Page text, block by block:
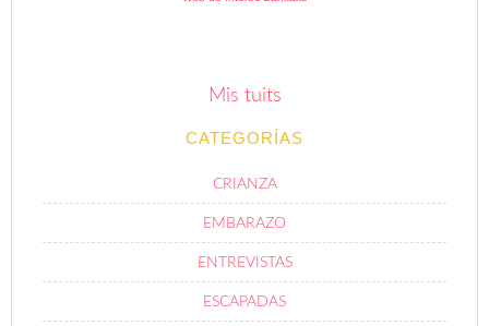
Mis tuits
CATEGORÍAS
CRIANZA
EMBARAZO
ENTREVISTAS
ESCAPADAS